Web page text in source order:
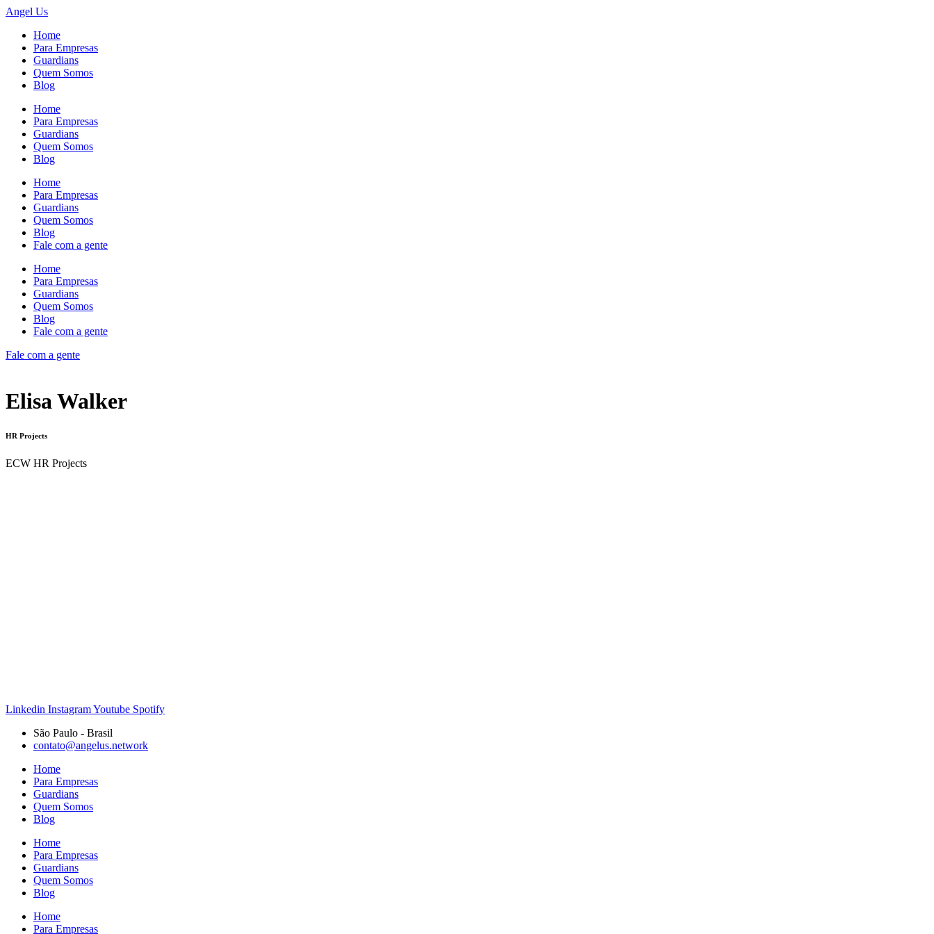
Angel Us
Home
Para Empresas
Guardians
Quem Somos
Blog
Home
Para Empresas
Guardians
Quem Somos
Blog
Home
Para Empresas
Guardians
Quem Somos
Blog
Fale com a gente
Home
Para Empresas
Guardians
Quem Somos
Blog
Fale com a gente
Fale com a gente
Elisa Walker
HR Projects
ECW HR Projects
Linkedin InstagramYoutube Spotify
São Paulo - Brasil
contato@angelus.network
Home
Para Empresas
Guardians
Quem Somos
Blog
Home
Para Empresas
Guardians
Quem Somos
Blog
Home
Para Empresas